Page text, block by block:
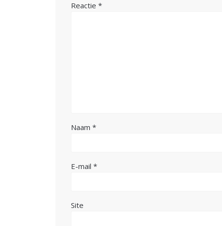
Reactie*
Naam*
E-mail*
Site